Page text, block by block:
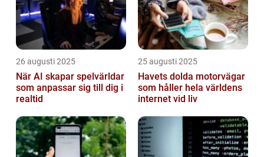
26 augusti 2025
När AI skapar spelvärldar
som anpassar sig till dig i
realtid
25 augusti 2025
Havets dolda motorvägar
som håller hela världens
internet vid liv